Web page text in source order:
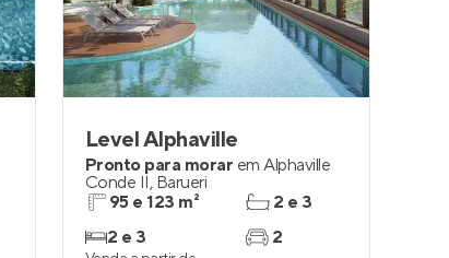
Level Alphaville
Pronto para morar em Alphaville
Conde II, Barueri
95 e 123 m²
2 e 3
2 e 3
2